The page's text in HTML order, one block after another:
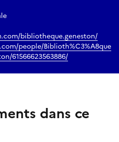
bibliotheque.geneston/
people/Biblioth%C3%A8que
61566623563886/
dans ce